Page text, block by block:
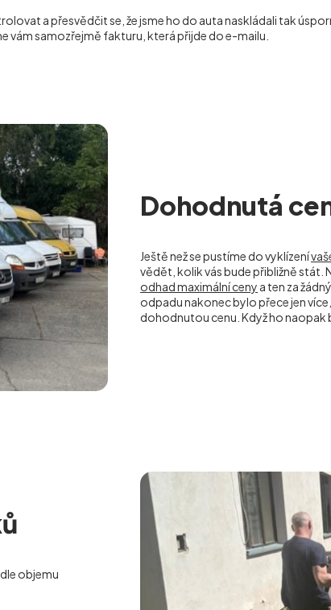
a přesvědčit se, že jsme ho do auta naskládali tak
samozřejmě fakturu, která přijde do e-mailu.
Dohodnutá
Ještě než se pustíme do vyklízení
vědět, kolik vás bude přibližně stát.
odhad maximální ceny a ten za
odpadu nakonec bylo přece jen
dohodnutou cenu. Když ho naopak
objemu